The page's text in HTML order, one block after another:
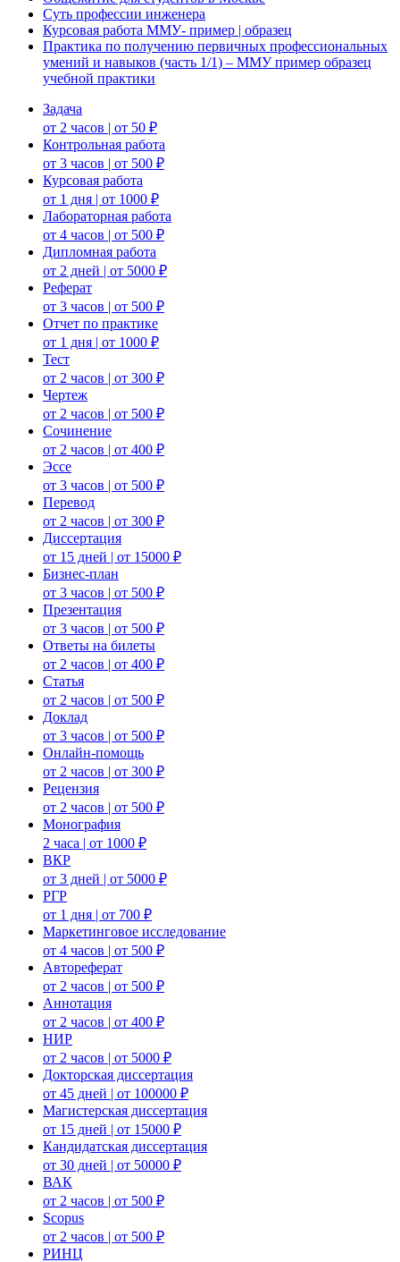
Суть профессии инженера
Курсовая работа ММУ- пример | образец
Практика по получению первичных профессиональных
умений и навыков (часть 1/1) – ММУ пример образец
учебной практики
Задача
от 2 часов | от 50 ₽
Контрольная работа
от 3 часов | от 500 ₽
Курсовая работа
от 1 дня | от 1000 ₽
Лабораторная работа
от 4 часов | от 500 ₽
Дипломная работа
от 2 дней | от 5000 ₽
Реферат
от 3 часов | от 500 ₽
Отчет по практике
от 1 дня | от 1000 ₽
Тест
от 2 часов | от 300 ₽
Чертеж
от 2 часов | от 500 ₽
Сочинение
от 2 часов | от 400 ₽
Эссе
от 3 часов | от 500 ₽
Перевод
от 2 часов | от 300 ₽
Диссертация
от 15 дней | от 15000 ₽
Бизнес-план
от 3 часов | от 500 ₽
Презентация
от 3 часов | от 500 ₽
Ответы на билеты
от 2 часов | от 400 ₽
Статья
от 2 часов | от 500 ₽
Доклад
от 3 часов | от 500 ₽
Онлайн-помощь
от 2 часов | от 300 ₽
Рецензия
от 2 часов | от 500 ₽
Монография
2 часа | от 1000 ₽
ВКР
от 3 дней | от 5000 ₽
РГР
от 1 дня | от 700 ₽
Маркетинговое исследование
от 4 часов | от 500 ₽
Автореферат
от 2 часов | от 500 ₽
Аннотация
от 2 часов | от 400 ₽
НИР
от 2 часов | от 5000 ₽
Докторская диссертация
от 45 дней | от 100000 ₽
Магистерская диссертация
от 15 дней | от 15000 ₽
Кандидатская диссертация
от 30 дней | от 50000 ₽
ВАК
от 2 часов | от 500 ₽
Scopus
от 2 часов | от 500 ₽
РИНЦ